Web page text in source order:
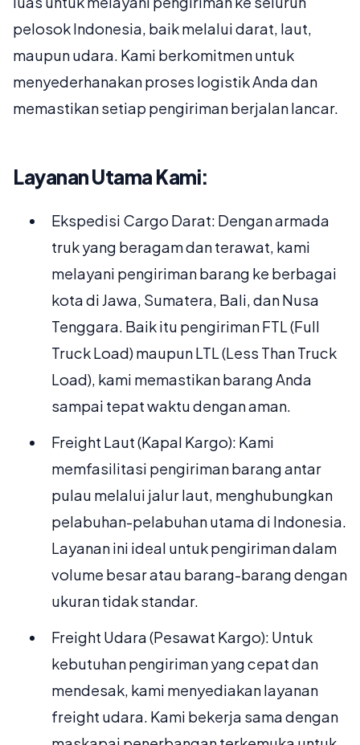
pelosok Indonesia, baik melalui darat, laut,
maupun udara. Kami berkomitmen untuk
menyederhanakan proses logistik Anda dan
memastikan setiap pengiriman berjalan lancar.
Layanan Utama Kami:
Ekspedisi Cargo Darat: Dengan armada
truk yang beragam dan terawat, kami
melayani pengiriman barang ke berbagai
kota di Jawa, Sumatera, Bali, dan Nusa
Tenggara. Baik itu pengiriman FTL (Full
Truck Load) maupun LTL (Less Than Truck
Load), kami memastikan barang Anda
sampai tepat waktu dengan aman.
Freight Laut (Kapal Kargo): Kami
memfasilitasi pengiriman barang antar
pulau melalui jalur laut, menghubungkan
pelabuhan-pelabuhan utama di Indonesia.
Layanan ini ideal untuk pengiriman dalam
volume besar atau barang-barang dengan
ukuran tidak standar.
Freight Udara (Pesawat Kargo): Untuk
kebutuhan pengiriman yang cepat dan
mendesak, kami menyediakan layanan
freight udara. Kami bekerja sama dengan